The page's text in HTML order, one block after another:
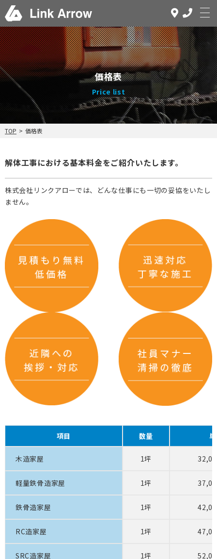
ホーム
解体工事とは
事業内容
価格表
施工事例
FAQ
会社案内
求人情報
価格表
Price list
TOP > 価格表
解体工事における基本料金をご紹介いたします。
株式会社リンクアローでは、どんな仕事にも一切の妥協をいたし
ません。
項目 数量
木造家屋 1坪
軽量鉄骨造家屋 1坪
鉄骨造家屋 1坪
RC造家屋 1坪
SRC造家屋 1坪